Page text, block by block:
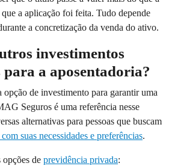
a aplicação foi feita. Tudo depende
a concretização da venda do ativo.
investimentos
para a aposentadoria?
de investimento para garantir uma
Seguros é uma referência nesse
alternativas para pessoas que buscam
suas necessidades e preferências.
opções de previdência privada: